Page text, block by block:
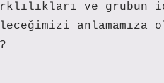
ve grubun
anlamamıza